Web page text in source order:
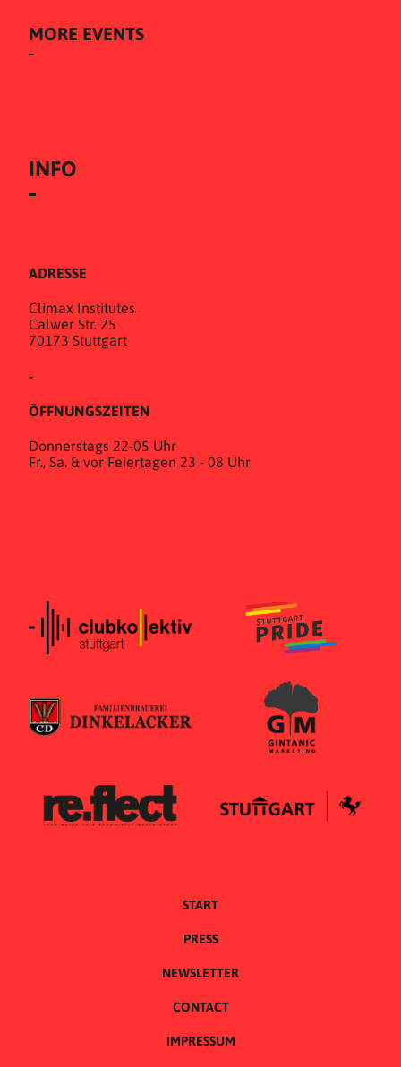
MORE EVENTS
INFO
ADRESSE
Climax Institutes
Calwer Str. 25
70173 Stuttgart
-
ÖFFNUNGSZEITEN
Donnerstags 22-05 Uhr
Fr., Sa. & vor Feiertagen 23 - 08 Uhr
START
PRESS
NEWSLETTER
CONTACT
IMPRESSUM